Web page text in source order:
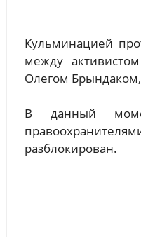
Кульминацией
между
Олегом Брындаком,
В данный
разблокирован.